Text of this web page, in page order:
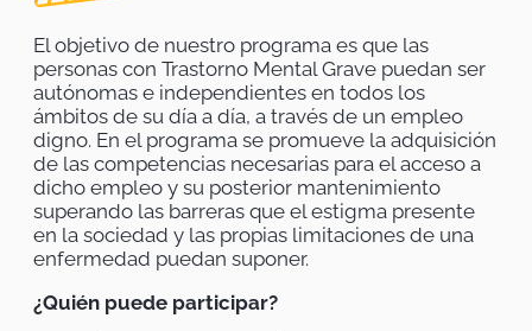
El objetivo de nuestro programa es que las
personas con Trastorno Mental Grave puedan ser
autónomas e independientes en todos los
ámbitos de su día a día, a través de un empleo
digno. En el programa se promueve la adquisición
de las competencias necesarias para el acceso a
dicho empleo y su posterior mantenimiento
superando las barreras que el estigma presente
en la sociedad y las propias limitaciones de una
enfermedad puedan suponer.
¿Quién puede participar?